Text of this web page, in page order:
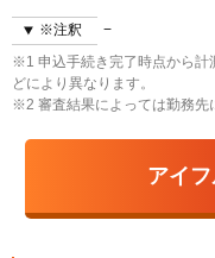
※注釈
※1 申込手続き完了時点から計
どにより異なります。
※2 審査結果によっては勤務先
アイ